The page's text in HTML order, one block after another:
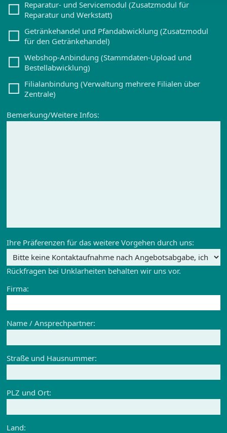
Reparatur- und Servicemodul (Zusatzmodul für
Reparatur und Werkstatt)
Getränkehandel und Pfandabwicklung (Zusatzmodul
für den Getränkehandel)
Webshop-Anbindung (Stammdaten-Upload und
Bestellabwicklung)
Filialanbindung (Verwaltung mehrere Filialen über
Zentrale)
Bemerkung/Weitere Infos:
Ihre Präferenzen für das weitere Vorgehen durch uns:
Rückfragen bei Unklarheiten behalten wir uns vor.
Firma:
Name / Ansprechpartner:
Straße und Hausnummer:
PLZ und Ort:
Land: